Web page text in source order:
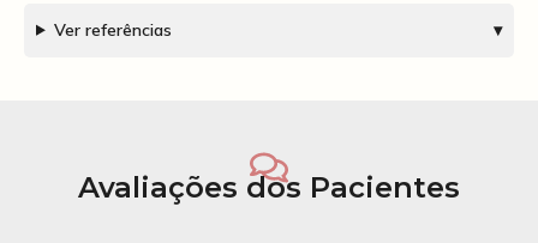
Ver referências ▾
Avaliações dos Pacientes